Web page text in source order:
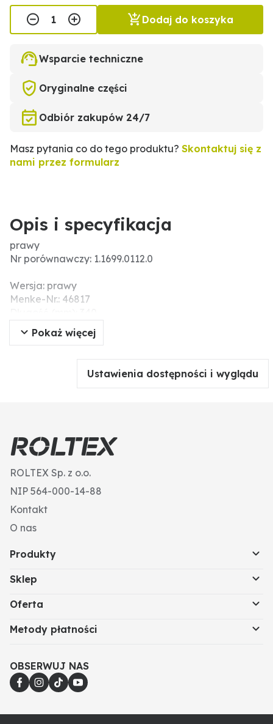
Dodaj do koszyka
Wsparcie techniczne
Oryginalne części
Odbiór zakupów 24/7
Masz pytania co do tego produktu? Skontaktuj się z
nami przez formularz
Opis i specyfikacja
prawy
Nr porównawczy: 1.1699.0112.0
Wersja: prawy
Menke-Nr.: 46817
pasuje do: Lely
Ø otworu (mm): 22
Pokaż więcej
Ustawienia dostępności i wyglądu
ROLTEX Sp. z o.o.
NIP 564-000-14-88
Kontakt
O nas
Produkty
Sklep
Oferta
Metody płatności
OBSERWUJ NAS